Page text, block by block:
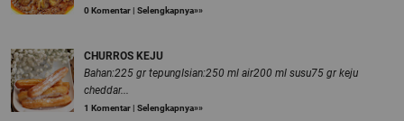
0 Komentar | Selengkapnya»»
CHURROS KEJU
Bahan:225 gr tepungIsian:250 ml air200 ml susu75 gr keju
cheddar...
1 Komentar | Selengkapnya»»